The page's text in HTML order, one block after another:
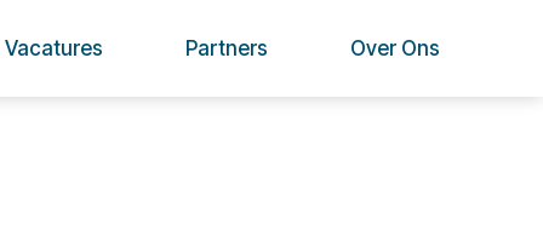
Vacatures Partners Over Ons